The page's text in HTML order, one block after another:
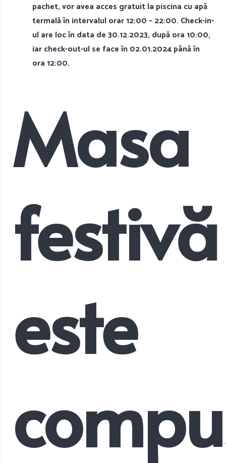
pachet, vor avea acces gratuit la piscina cu apă
termală în intervalul orar 12:00 – 22:00. Check-in-
ul are loc în data de 30.12.2023, după ora 10:00,
iar check-out-ul se face în 02.01.2024 până în
ora 12:00.
Masa
festivă
este